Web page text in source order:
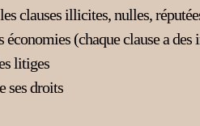
clauses illicites, nulles,
économies (chaque clause a
litiges
ses droits